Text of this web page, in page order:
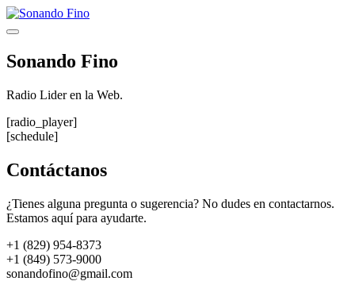
Saltar
al
Menú
Sonando Fino
Radio Lider en la Web.
[radio_player]
[schedule]
Contáctanos
¿Tienes alguna pregunta o sugerencia? No dudes en contactarnos.
Estamos aquí para ayudarte.
+1 (829) 954-8373
+1 (849) 573-9000
sonandofino@gmail.com